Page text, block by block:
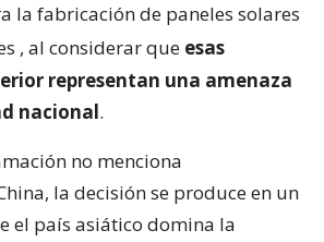
la fabricación de paneles solares
, al considerar que esas
representan una amenaza
nacional.
no menciona
la decisión se produce en un
el país asiático domina la